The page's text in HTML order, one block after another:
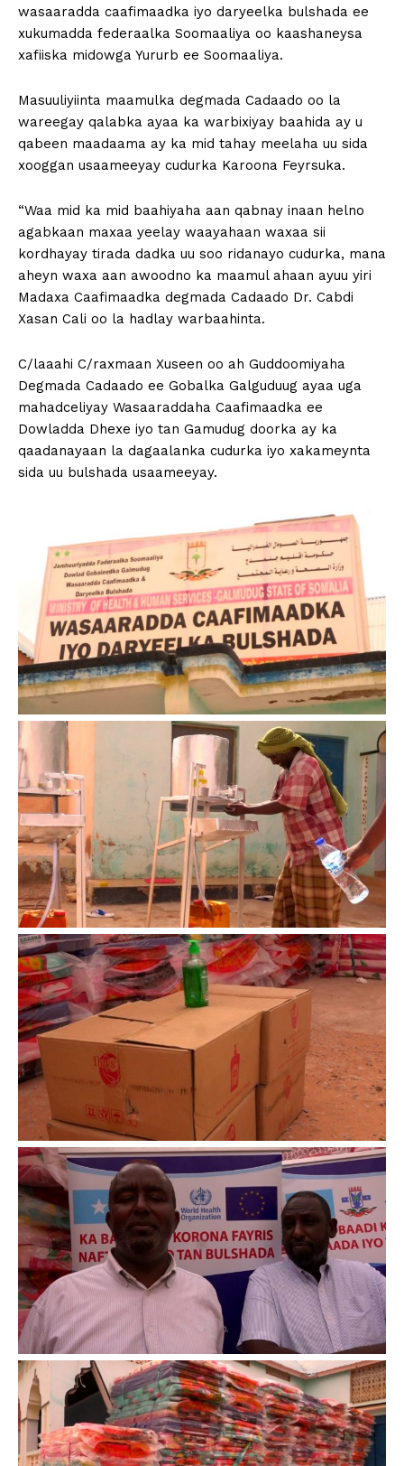
wasaaradda caafimaadka iyo daryeelka bulshada ee
xukumadda federaalka Soomaaliya oo kaashaneysa
xafiiska midowga Yururb ee Soomaaliya.
Masuuliyiinta maamulka degmada Cadaado oo la
wareegay qalabka ayaa ka warbixiyay baahida ay u
qabeen maadaama ay ka mid tahay meelaha uu sida
xooggan usaameeyay cudurka Karoona Feyrsuka.
“Waa mid ka mid baahiyaha aan qabnay inaan helno
agabkaan maxaa yeelay waayahaan waxaa sii
kordhayay tirada dadka uu soo ridanayo cudurka, mana
aheyn waxa aan awoodno ka maamul ahaan ayuu yiri
Madaxa Caafimaadka degmada Cadaado Dr. Cabdi
Xasan Cali oo la hadlay warbaahinta.
C/laaahi C/raxmaan Xuseen oo ah Guddoomiyaha
Degmada Cadaado ee Gobalka Galguduug ayaa uga
mahadceliyay Wasaaraddaha Caafimaadka ee
Dowladda Dhexe iyo tan Gamudug doorka ay ka
qaadanayaan la dagaalanka cudurka iyo xakameynta
sida uu bulshada usaameeyay.